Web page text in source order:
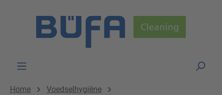
Home
Voedselhygiëne